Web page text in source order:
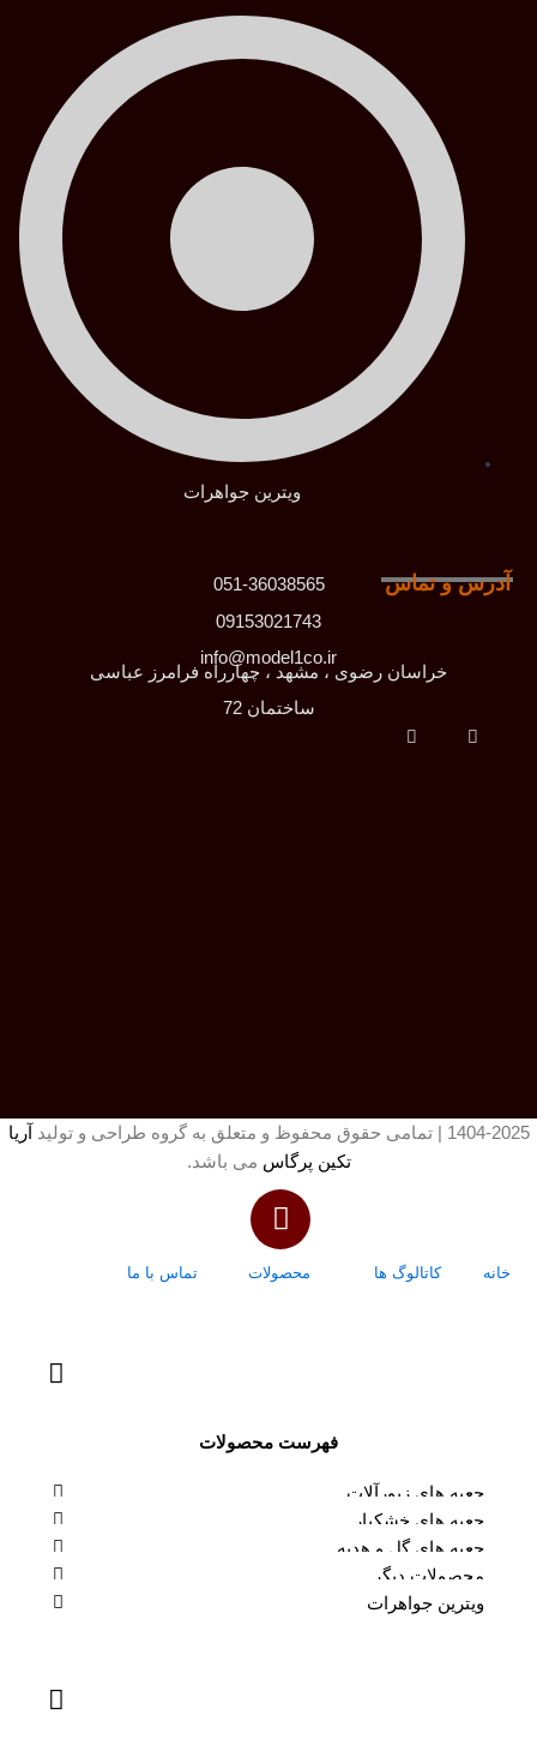
ویترین جواهرات
آدرس و تماس
051-36038565
09153021743
info@model1co.ir
خراسان رضوی ، مشهد ، چهارراه فرامرز عباسی
ساختمان 72
1404-2025 | تمامی حقوق محفوظ و متعلق به گروه طراحی و تولید
آریا
تکین پرگاس می باشد.
خانه کاتالوگ ها محصولات تماس با ما
فهرست محصولات
جعبه های زیورآلات
جعبه های خشکبار
جعبه های گل و هدیه
محصولات دیگر
ویترین جواهرات